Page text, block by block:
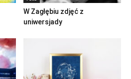
W Zagłębiu zdjęć z
uniwersjady